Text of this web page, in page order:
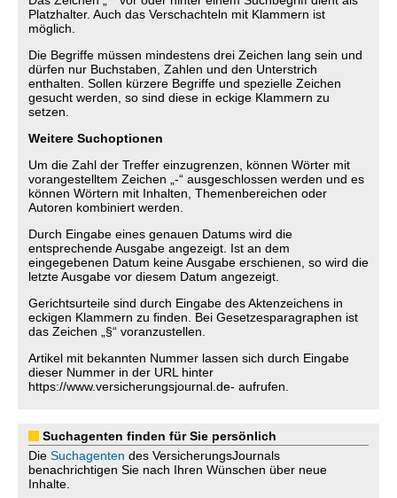
Platzhalter. Auch das Verschachteln mit Klammern ist
möglich.
Die Begriffe müssen mindestens drei Zeichen lang sein und
dürfen nur Buchstaben, Zahlen und den Unterstrich
enthalten. Sollen kürzere Begriffe und spezielle Zeichen
gesucht werden, so sind diese in eckige Klammern zu
setzen.
Weitere Suchoptionen
Um die Zahl der Treffer einzugrenzen, können Wörter mit
vorangestelltem Zeichen „-“ ausgeschlossen werden und es
können Wörtern mit Inhalten, Themenbereichen oder
Autoren kombiniert werden.
Durch Eingabe eines genauen Datums wird die
entsprechende Ausgabe angezeigt. Ist an dem
eingegebenen Datum keine Ausgabe erschienen, so wird die
letzte Ausgabe vor diesem Datum angezeigt.
Gerichtsurteile sind durch Eingabe des Aktenzeichens in
eckigen Klammern zu finden. Bei Gesetzesparagraphen ist
das Zeichen „§“ voranzustellen.
Artikel mit bekannten Nummer lassen sich durch Eingabe
dieser Nummer in der URL hinter
https://www.versicherungsjournal.de- aufrufen.
Suchagenten finden für Sie persönlich
Die Suchagenten des VersicherungsJournals
benachrichtigen Sie nach Ihren Wünschen über neue
Inhalte.